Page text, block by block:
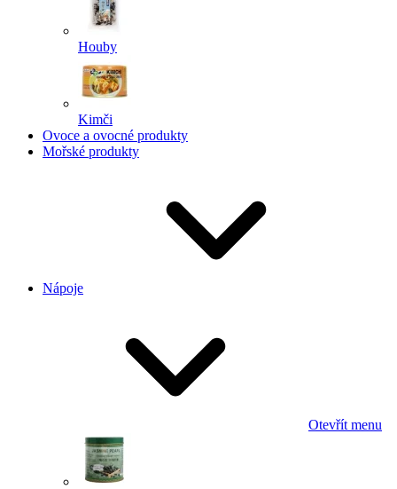
Houby
Kimči
Ovoce a ovocné produkty
Mořské produkty
Nápoje
Otevřít menu